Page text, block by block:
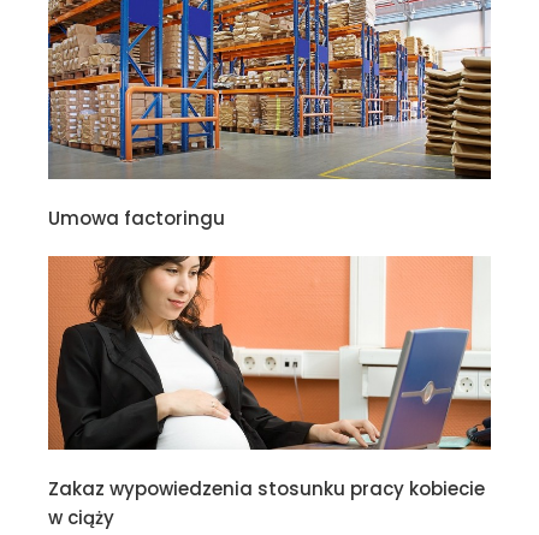
Umowa factoringu
Zakaz wypowiedzenia stosunku pracy kobiecie
w ciąży